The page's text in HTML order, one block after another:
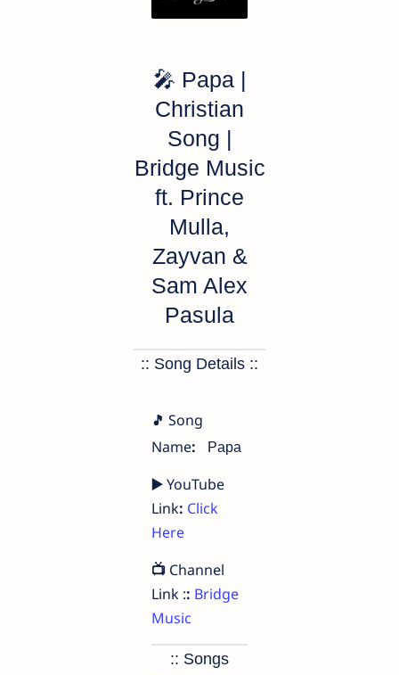
🎤 Papa |
Christian
Song |
Bridge Music
ft. Prince
Mulla,
Zayvan &
Sam Alex
Pasula
:: Song Details ::
🎵 Song
Name: Papa
▶️YouTube
Link: Click
Here
📺 Channel
Link :: Bridge
Music
:: Songs